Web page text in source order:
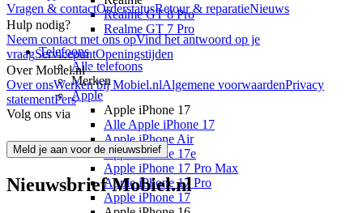
Realme GT 8 Pro
Realme GT 7 Pro
Telefoons
Alle telefoons
Merken
Apple
Apple iPhone 17
Alle Apple iPhone 17
Apple iPhone Air
Apple iPhone 17e
Apple iPhone 17 Pro Max
Apple iPhone 17 Pro
Apple iPhone 17
Vragen & contactOrderstatusRetour & reparatieNieuws
Hulp nodig?
Neem contact met ons opVind het antwoord op je
vraagServicepuntOpeningstijden
Over Mobiel.nl
Over onsWerken bij Mobiel.nlAlgemene voorwaardenPrivacy
statementPers
Volg ons via
Meld je aan voor de nieuwsbrief
Nieuwsbrief Mobiel.nl